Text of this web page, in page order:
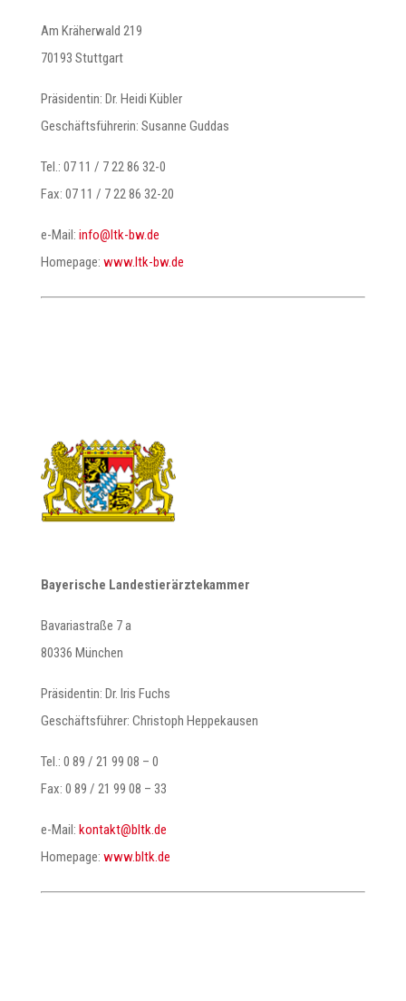
Am Kräherwald 219
70193 Stuttgart
Präsidentin: Dr. Heidi Kübler
Geschäftsführerin: Susanne Guddas
Tel.: 07 11 / 7 22 86 32-0
Fax: 07 11 / 7 22 86 32-20
e-Mail: ed.wb-ktl
@ofni
Homepage: www.ltk-bw.de
Bayerische Landestierärztekammer
Bavariastraße 7 a
80336 München
Präsidentin: Dr. Iris Fuchs
Geschäftsführer: Christoph Heppekausen
Tel.: 0 89 / 21 99 08 – 0
Fax: 0 89 / 21 99 08 – 33
e-Mail: ed.ktlb
@tkatnok
Homepage: www.bltk.de